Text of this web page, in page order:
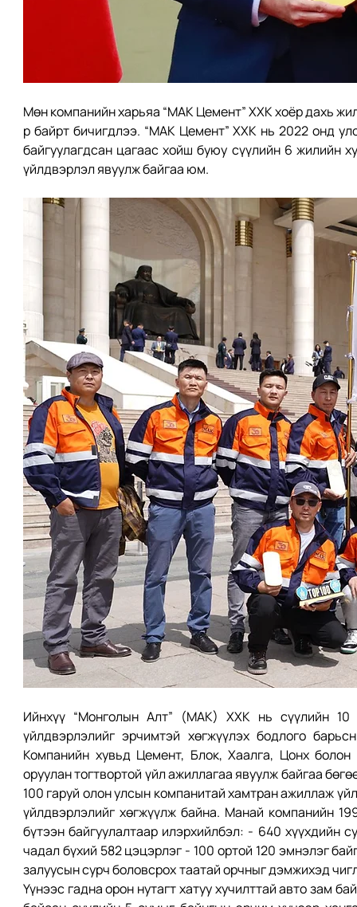
Мөн компанийн харьяа “МАК Цемент” ХХК хоёр дахь
р байрт бичигдлээ. “МАК Цемент” ХХК нь 2022 онд
байгуулагдсан цагаас хойш буюу сүүлийн 6 жилийн
үйлдвэрлэл явуулж байгаа юм.
Ийнхүү “Монголын Алт” (МАК) ХХК нь сүүлийн
үйлдвэрлэлийг эрчимтэй хөгжүүлэх бодлого
Компанийн хувьд Цемент, Блок, Хаалга, Цонх
оруулан тогтвортой үйл ажиллагаа явуулж байгаа
100 гаруй олон улсын компанитай хамтран ажиллаж
үйлдвэрлэлийг хөгжүүлж байна. Манай компанийн
бүтээн байгуулалтаар илэрхийлбэл: - 640 хүүхдийн
чадал бүхий 582 цэцэрлэг - 100 ортой 120 эмнэлэг
залуусын сурч боловсрох таатай орчныг дэмжихэд
Үүнээс гадна орон нутагт хатуу хучилттай авто зам